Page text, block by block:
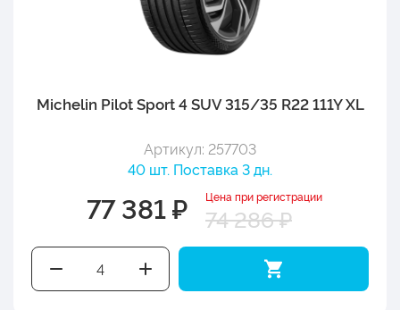
Michelin Pilot Sport 4 SUV 315/35 R22 111Y XL
Артикул: 257703
40 шт. Поставка 3 дн.
77 381 ₽ Цена при регистрации
74 286 ₽